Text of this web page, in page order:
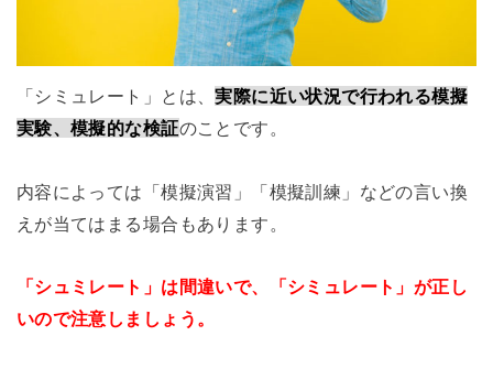
「シミュレート」とは、実際に近い状況で行われる模擬
実験、模擬的な検証のことです。
内容によっては「模擬演習」「模擬訓練」などの言い換
えが当てはまる場合もあります。
「シュミレート」は間違いで、「シミュレート」が正し
いので注意しましょう。